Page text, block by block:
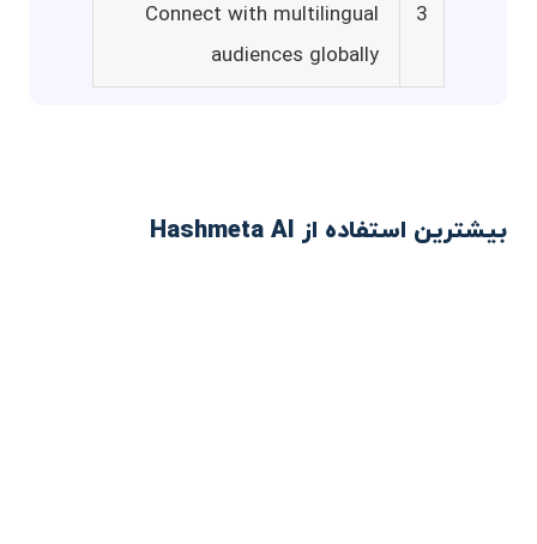
3
Connect with multilingual
audiences globally
بیشترین استفاده از Hashmeta AI